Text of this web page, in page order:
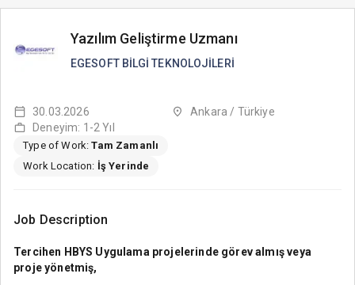
Yazılım Geliştirme Uzmanı
EGESOFT BİLGİ TEKNOLOJİLERİ
30.03.2026
Ankara / Türkiye
Deneyim: 1-2 Yıl
Type of Work:Tam Zamanlı
Work Location: İş Yerinde
Job Description
Tercihen HBYS Uygulama projelerinde görev almış veya
proje yönetmiş,